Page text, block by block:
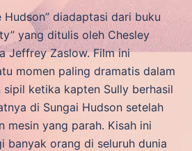
Hudson” diadaptasi dari buku
yang ditulis oleh Chesley
Jeffrey Zaslow. Film ini
momen paling dramatis dalam
sipil ketika kapten Sully berhasil
di Sungai Hudson setelah
mesin yang parah. Kisah ini
banyak orang di seluruh dunia